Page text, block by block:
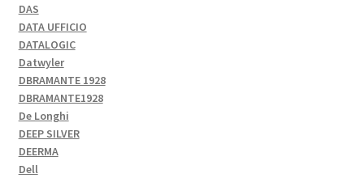
DAS
DATA UFFICIO
DATALOGIC
Datwyler
DBRAMANTE 1928
DBRAMANTE1928
De Longhi
DEEP SILVER
DEERMA
Dell